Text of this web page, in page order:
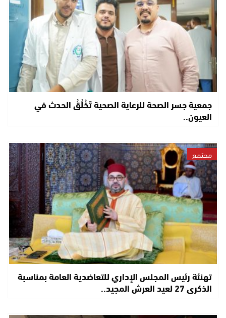
جمعية جسر الصحة للرعاية الصحية تَخْلُقُ الحدث في
العيون..
مجتمع
تهنئة رئيس المجلس الإداري للتعاضدية العامة بمناسبة
الذكرى 27 لعيد العرش المجيد..